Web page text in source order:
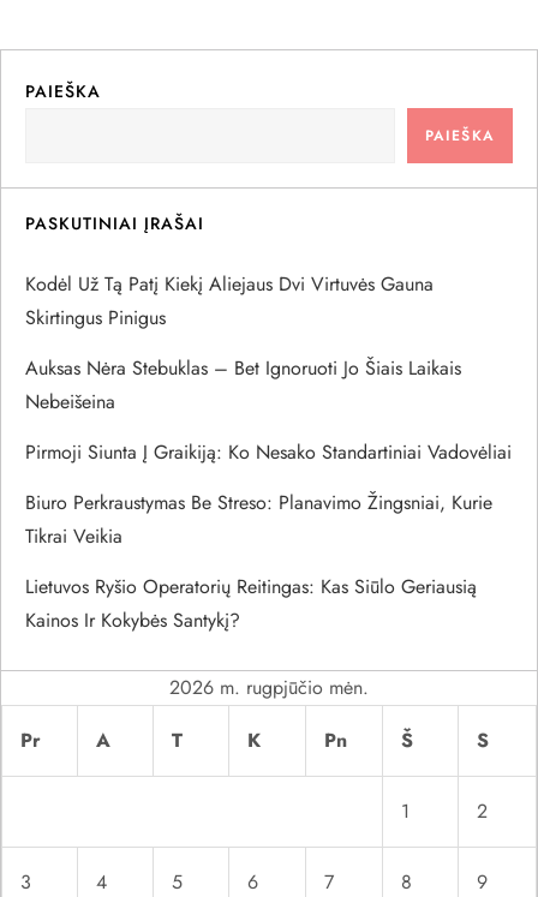
g
a
i
j
a
t
a
r
p
į
r
a
š
ų
PAIEŠKA
PAIEŠKA
PASKUTINIAI ĮRAŠAI
Kodėl Už Tą Patį Kiekį Aliejaus Dvi Virtuvės Gauna
Skirtingus Pinigus
Auksas Nėra Stebuklas – Bet Ignoruoti Jo Šiais Laikais
Nebeišeina
Pirmoji Siunta Į Graikiją: Ko Nesako Standartiniai Vadovėliai
Biuro Perkraustymas Be Streso: Planavimo Žingsniai, Kurie
Tikrai Veikia
Lietuvos Ryšio Operatorių Reitingas: Kas Siūlo Geriausią
Kainos Ir Kokybės Santykį?
2026 m. rugpjūčio mėn.
Pr
A T K Pn Š S
1 2
3 4 5 6 7 8 9